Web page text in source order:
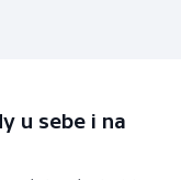
u sebe i na